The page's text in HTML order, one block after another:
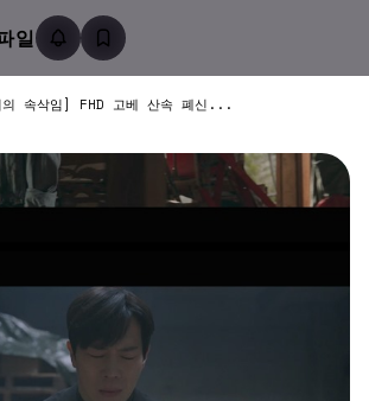
일
의 속삭임] FHD 고베 산속 폐신...